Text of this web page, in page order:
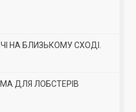
НА БЛИЗЬКОМУ СХОДІ.
ДЛЯ ЛОБСТЕРІВ